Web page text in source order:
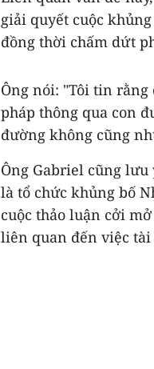
giải quyết cuộc
đồng thời chấm dứt
Ông nói: "Tôi tin rằng
pháp thông qua con
đường không cũng
Ông Gabriel cũng
là tổ chức khủng bố
cuộc thảo luận cởi
liên quan đến việc